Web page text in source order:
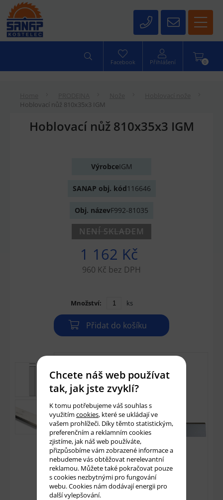
0
Facebook Přihlášení
Hoblovací nůž 810x35x3 IGM
Hoblovací nůž 810x35x3 IGM
VýrobceIGM
SANAP obj. kód116646
Obj. názevF992-81035
NENÍ SKLADEM
1 162 Kč
960 Kč bez DPH
Množství: ks
Přidat do košíku
Chcete náš web používat
tak, jak jste zvyklí?
K tomu potřebujeme váš souhlas s
využitím cookies, které se ukládají ve
vašem prohlížeči. Díky těmto statistickým,
preferenčním a reklamním cookies
zjistíme, jak náš web používáte,
přizpůsobíme vám zobrazené informace a
nebudeme vás obtěžovat nerelevantní
reklamou. Můžete také pokračovat pouze
s cookies nezbytnými pro fungování
webu. Cookies nám dodávají energii pro
další vylepšování.